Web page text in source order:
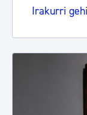
Irakurri